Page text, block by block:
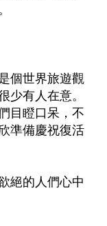
個世界旅遊觀
少有人在意。
目瞪口呆，不
準備慶祝復活
絕的人們心中